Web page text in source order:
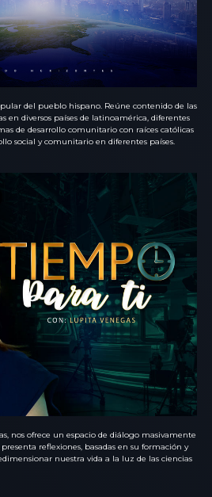
del pueblo hispano. Reúne contenido de las
en diversos países de latinoamérica, diferentes
de desarrollo comunitario con raíces católicas
social y comunitario en diferentes países.
nos ofrece un espacio de diálogo masivamente
reflexiones, basadas en su formación y
nuestra vida a la luz de las ciencias